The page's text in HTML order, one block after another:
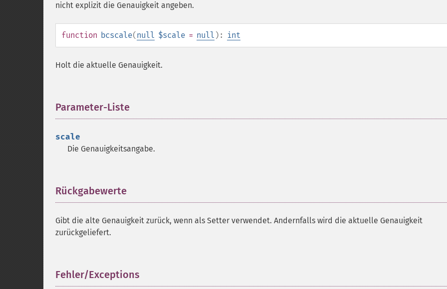
nicht explizit die Genauigkeit angeben.
function bcscale(null $scale = null ): int
Holt die aktuelle Genauigkeit.
Parameter-Liste
scale
Die Genauigkeitsangabe.
Rückgabewerte
Gibt die alte Genauigkeit zurück, wenn als Setter verwendet. Andernfalls wird die aktuelle Genauigkeit
zurückgeliefert.
Fehler/Exceptions